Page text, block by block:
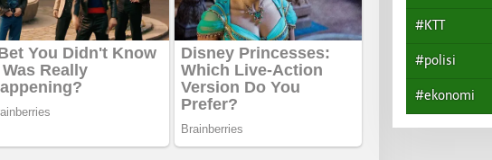
#KTT
#polisi
#ekonomi